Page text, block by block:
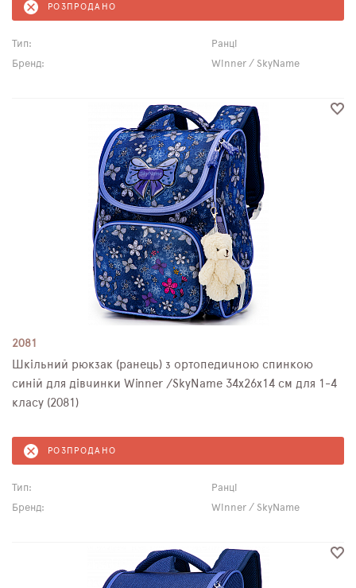
РОЗПРОДАНО
Тип:
Ранці
Бренд:
Winner / SkyName
2081
Шкільний рюкзак (ранець) з ортопедичною спинкою
синій для дівчинки Winner /SkyName 34х26х14 см для 1-4
класу (2081)
РОЗПРОДАНО
Тип:
Ранці
Бренд:
Winner / SkyName